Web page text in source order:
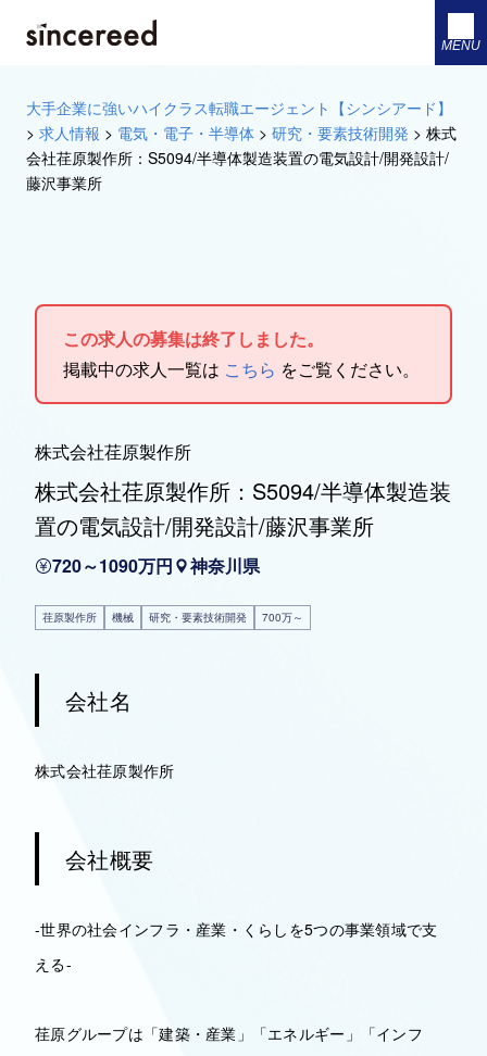
MENU
大手企業に強いハイクラス転職エージェント【シンシアード】
> 求人情報 > 電気・電子・半導体 > 研究・要素技術開発 > 株式
会社荏原製作所：S5094/半導体製造装置の電気設計/開発設計/
藤沢事業所
この求人の募集は終了しました。
掲載中の求人一覧は こちら をご覧ください。
株式会社荏原製作所
株式会社荏原製作所：S5094/半導体製造装
置の電気設計/開発設計/藤沢事業所
720～1090万円 神奈川県
荏原製作所 機械 研究・要素技術開発 700万～
会社名
株式会社荏原製作所
会社概要
-世界の社会インフラ・産業・くらしを5つの事業領域で支
える-
荏原グループは「建築・産業」「エネルギー」「インフ